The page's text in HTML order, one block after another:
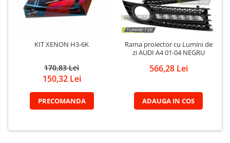
KIT XENON H3-6K
170,83 Lei
150,32 Lei
PRECOMANDA
Rama proiector cu Lumini de
zi AUDI A4 01-04 NEGRU
566,28 Lei
ADAUGA IN COS